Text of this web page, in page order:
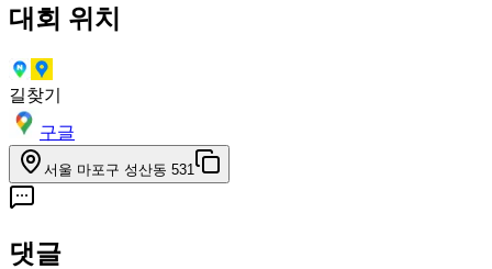
대회 위치
길찾기
구글
서울 마포구 성산동 531
댓글